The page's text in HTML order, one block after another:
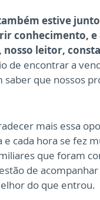
estive
conhecimento, e
nosso leitor,
de encontrar a
que nossos
mais essa
e cada hora se fez
que foram
de
do que entrou.